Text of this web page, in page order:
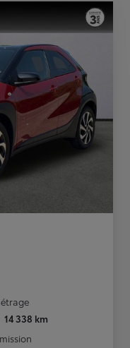
14 338 km